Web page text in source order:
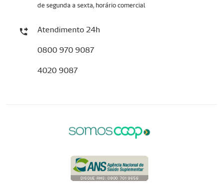
de segunda a sexta, horário comercial
Atendimento 24h
0800 970 9087
4020 9087